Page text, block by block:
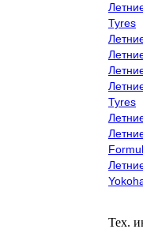
Tyres
Tyres
Тех.